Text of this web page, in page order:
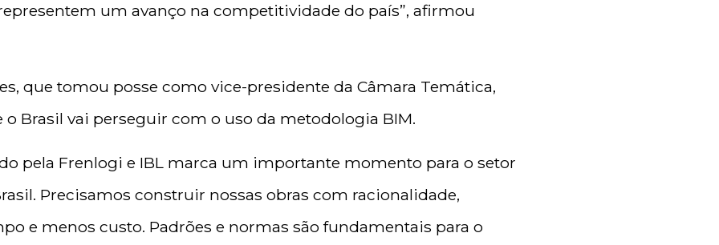
um avanço na competitividade do país”, afirmou
que tomou posse como vice-presidente da Câmara Temática,
Brasil vai perseguir com o uso da metodologia BIM.
pela Frenlogi e IBL marca um importante momento para o setor
Precisamos construir nossas obras com racionalidade,
e menos custo. Padrões e normas são fundamentais para o